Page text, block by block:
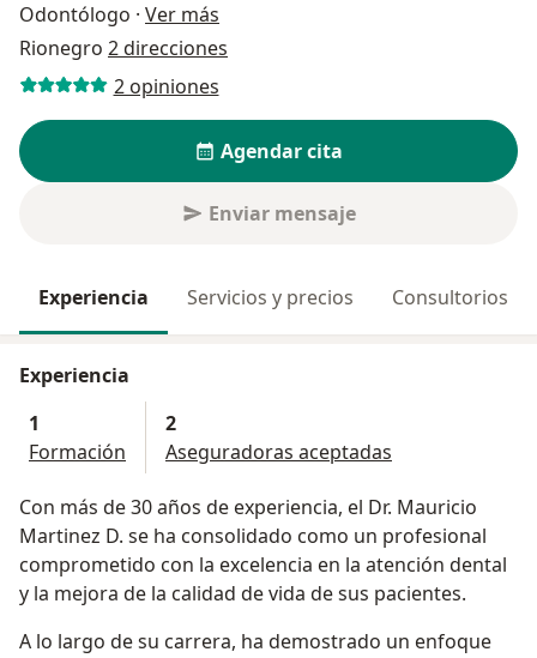
Odontólogo · Ver más
Rionegro 2 direcciones
2 opiniones
Agendar cita
Enviar mensaje
Experiencia Servicios y precios Consultorios
Experiencia
1
Formación
2
Aseguradoras aceptadas
Con más de 30 años de experiencia, el Dr. Mauricio
Martinez D. se ha consolidado como un profesional
comprometido con la excelencia en la atención dental
y la mejora de la calidad de vida de sus pacientes.
A lo largo de su carrera, ha demostrado un enfoque